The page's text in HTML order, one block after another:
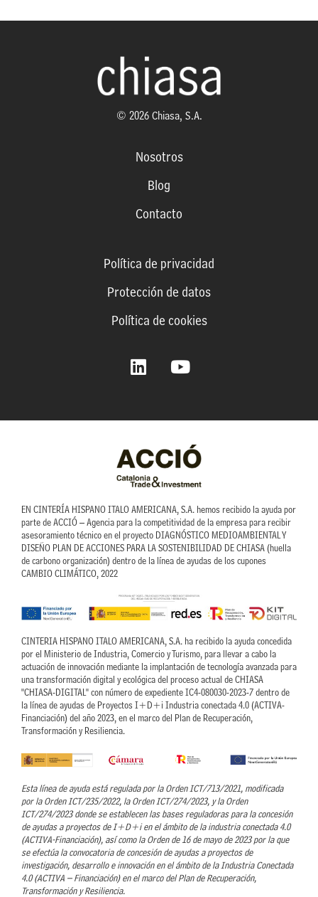
© 2026 Chiasa, S.A.
Nosotros
Blog
Contacto
Política de privacidad
Protección de datos
Política de cookies
L
i
d
i
n
Y
o
b
e
EN CINTERÍA HISPANO ITALO AMERICANA, S.A. hemos recibido la ayuda por
parte de ACCIÓ – Agencia para la competitividad de la empresa para recibir
asesoramiento técnico en el proyecto DIAGNÓSTICO MEDIOAMBIENTAL Y
DISEÑO PLAN DE ACCIONES PARA LA SOSTENIBILIDAD DE CHIASA (huella
de carbono organización) dentro de la línea de ayudas de los cupones
CAMBIO CLIMÁTICO, 2022
CINTERIA HISPANO ITALO AMERICANA, S.A. ha recibido la ayuda concedida
por el Ministerio de Industria, Comercio y Turismo, para llevar a cabo la
actuación de innovación mediante la implantación de tecnología avanzada para
una transformación digital y ecológica del proceso actual de CHIASA
"CHIASA-DIGITAL" con número de expediente IC4-080030-2023-7 dentro de
la línea de ayudas de Proyectos I+D+i Industria conectada 4.0 (ACTIVA-
Financiación) del año 2023, en el marco del Plan de Recuperación,
Transformación y Resiliencia.
Esta línea de ayuda está regulada por la Orden ICT/713/2021, modificada
por la Orden ICT/235/2022, la Orden ICT/274/2023, y la Orden
ICT/274/2023 donde se establecen las bases reguladoras para la concesión
de ayudas a proyectos de I+D+i en el ámbito de la industria conectada 4.0
(ACTIVA-Financiación), así como la Orden de 16 de mayo de 2023 por la que
se efectúa la convocatoria de concesión de ayudas a proyectos de
investigación, desarrollo e innovación en el ámbito de la Industria Conectada
4.0 (ACTIVA – Financiación) en el marco del Plan de Recuperación,
Transformación y Resiliencia.